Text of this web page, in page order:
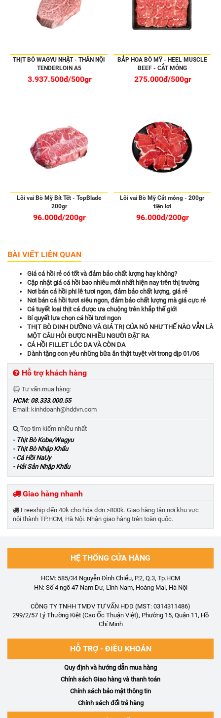
THỊT BÒ WAGYU NHẬT - THĂN NỘI
TENDERLOIN A5
3.937.500đ/500gr
BẮP HOA BÒ MỸ - HEEL MUSCLE
BEEF - CẮT MỎNG
275.000đ/500gr
Lõi vai Bò Mỹ Bít Tết - TopBlade
200gr
96.000đ/200gr
Lõi vai Bò Mỹ Cắt mỏng - 200gr
tiện lợi
96.000đ/200gr
BÀI VIẾT LIÊN QUAN
Giá cá hồi rẻ có tốt và đảm bảo chất lượng hay không?
Cập nhật giá cá hồi bao nhiêu mới nhất hiện nay trên thị trường
Nơi bán cá hồi phi lê tươi ngon, đảm bảo chất lượng, giá rẻ
Nơi bán cá hồi tươi siêu ngon, đảm bảo chất lượng mà giá cực rẻ
Cá tuyết loại thịt cá được ưa chuộng trên khắp thế giới
Bí quyết lựa chọn cá hồi tươi ngon
THỊT BÒ DINH DƯỠNG VÀ GIÁ TRỊ CỦA NÓ NHƯ THẾ NÀO VẪN LÀ
MỘT CÂU HỎI ĐƯỢC NHIỀU NGƯỜI ĐẶT RA
CÁ HỒI FILLET LÓC DA VÀ CÒN DA
Dành tặng con yêu những bữa ăn thật tuyệt vời trong dịp 01/06
Hỗ trợ khách hàng
Tư vấn mua hàng:
HCM: 08.333.000.55
Email: kinhdoanh@hddvn.com
Top tìm kiếm nhiều nhất
- Thịt Bò Kobe/Wagyu
- Thịt Bò Nhập Khẩu
- Cá Hồi NaUy
- Hải Sản Nhập Khẩu
Giao hàng nhanh
Freeship đến 40k cho hóa đơn >800k. Giao hàng tận nơi khu vực
nội thành TP.HCM, Hà Nội. Nhận giao hàng trên toàn quốc.
HỆ THỐNG CỬA HÀNG
HCM: 585/34 Nguyễn Đình Chiểu, P.2, Q.3, Tp.HCM
HN: Số 4 ngõ 47 Nam Dư, Lĩnh Nam, Hoàng Mai, Hà Nội
CÔNG TY TNHH TMDV TƯ VẤN HDD (MST: 0314311486)
299/2/57 Lý Thường Kiệt (Cao Ốc Thuận Việt), Phường 15, Quận 11, Hồ
Chí Minh
HỖ TRỢ - ĐIỀU KHOẢN
Quy định và hướng dẫn mua hàng
Chính sách Giao hàng và thanh toán
Chính sách bảo mật thông tin
Chính sách đổi trả hàng